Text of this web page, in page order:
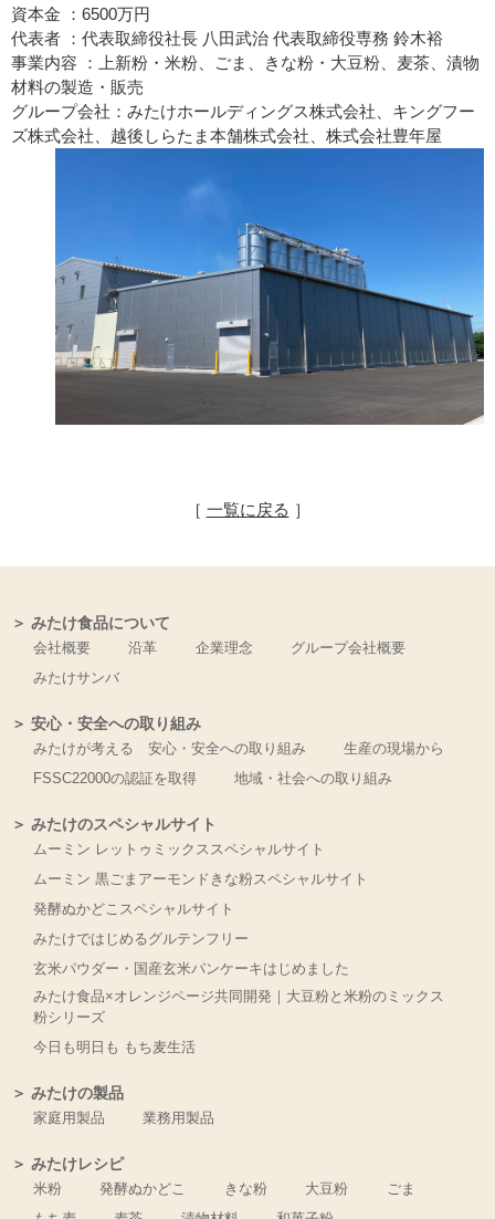
資本⾦ ：6500万円
代表者 ：代表取締役社長 八田武治 代表取締役専務 鈴木裕
事業内容 ：上新粉・米粉、ごま、きな粉・大豆粉、麦茶、漬物
材料の製造・販売
グループ会社：みたけホールディングス株式会社、キングフー
ズ株式会社、越後しらたま本舗株式会社、株式会社豊年屋
［ 一覧に戻る ］
＞ みたけ食品について
会社概要
沿革 企業理念
グループ会社概要
みたけサンバ
＞ 安心・安全への取り組み
みたけが考える 安心・安全への取り組み
生産の現場から
FSSC22000の認証を取得
地域・社会への取り組み
＞ みたけのスペシャルサイト
ムーミン レットゥミックススペシャルサイト
ムーミン 黒ごまアーモンドきな粉スペシャルサイト
発酵ぬかどこスペシャルサイト
みたけではじめるグルテンフリー
玄米パウダー・国産玄米パンケーキはじめました
みたけ食品×オレンジページ共同開発｜大豆粉と米粉のミックス
粉シリーズ
今日も明日も もち麦生活
＞ みたけの製品
家庭用製品
業務用製品
＞ みたけレシピ
米粉
発酵ぬかどこ きな粉 大豆粉
ごま